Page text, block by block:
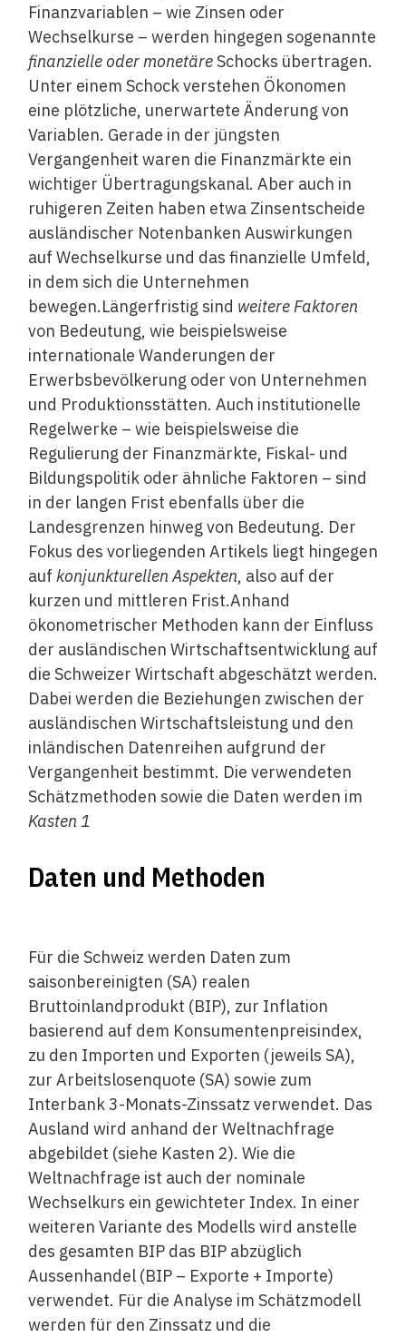
Finanzvariablen – wie Zinsen oder
Wechselkurse – werden hingegen sogenannte
finanzielle oder monetäreSchocks übertragen.
Unter einem Schock verstehen Ökonomen
eine plötzliche, unerwartete Änderung von
Variablen. Gerade in der jüngsten
Vergangenheit waren die Finanzmärkte ein
wichtiger Übertragungskanal. Aber auch in
ruhigeren Zeiten haben etwa Zinsentscheide
ausländischer Notenbanken Auswirkungen
auf Wechselkurse und das finanzielle Umfeld,
in dem sich die Unternehmen
bewegen.Längerfristig sind weitere Faktoren
von Bedeutung, wie beispielsweise
internationale Wanderungen der
Erwerbsbevölkerung oder von Unternehmen
und Produktionsstätten. Auch institutionelle
Regelwerke – wie beispielsweise die
Regulierung der Finanzmärkte, Fiskal- und
Bildungspolitik oder ähnliche Faktoren – sind
in der langen Frist ebenfalls über die
Landesgrenzen hinweg von Bedeutung. Der
Fokus des vorliegenden Artikels liegt hingegen
auf konjunkturellen Aspekten, also auf der
kurzen und mittleren Frist.Anhand
ökonometrischer Methoden kann der Einfluss
der ausländischen Wirtschaftsentwicklung auf
die Schweizer Wirtschaft ­abgeschätzt werden.
Dabei werden die Be­ziehungen zwischen der
ausländischen Wirtschaftsleistung und den
inländischen Datenreihen aufgrund der
Vergangenheit bestimmt. Die verwendeten
Schätzmethoden sowie die Daten werden im
Kasten 1
Daten und Methoden
Für die Schweiz werden Daten zum
saisonbereinigten (SA) realen
Bruttoinlandprodukt (BIP), zur Inflation
basierend auf dem Konsumentenpreisindex,
zu den Importen und Exporten (jeweils SA),
zur Arbeitslosenquote (SA) sowie zum
Interbank 3-Monats-Zinssatz verwendet. Das
Ausland wird anhand der Weltnachfrage
abgebildet (siehe Kasten 2). Wie die
Weltnachfrage ist auch der nominale
Wechselkurs ein gewichteter Index. In einer
weiteren Variante des Modells wird anstelle
des gesamten BIP das BIP abzüglich
Aussenhandel (BIP – Exporte + Importe)
verwendet. Für die Analyse im Schätzmodell
werden für den Zinssatz und die